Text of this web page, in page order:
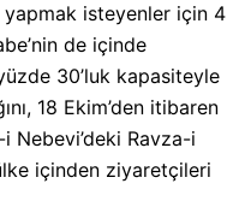
yapmak isteyenler için 4
de içinde
30’luk kapasiteyle
18 Ekim’den itibaren
Nebevi’deki Ravza-i
içinden ziyaretçileri